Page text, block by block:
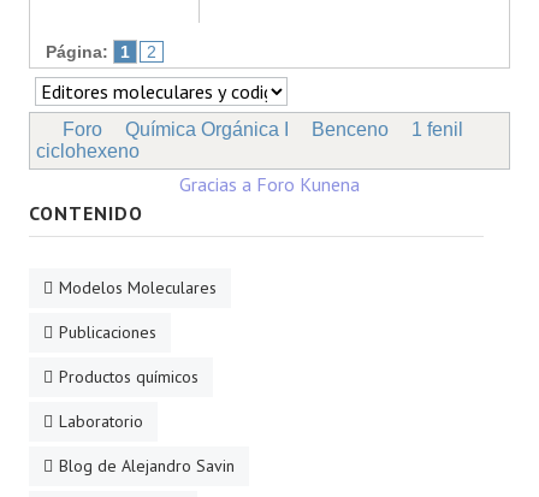
Página: 1 2
Foro Química Orgánica I Benceno
1 fenil
ciclohexeno
Gracias a Foro Kunena
CONTENIDO
Modelos Moleculares
Publicaciones
Productos químicos
Laboratorio
Blog de Alejandro Savin